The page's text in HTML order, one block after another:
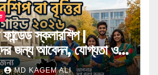
স্কলারশিপ |
জন্য আবেদন, যোগ্যতা ও
MD KAGEM ALI